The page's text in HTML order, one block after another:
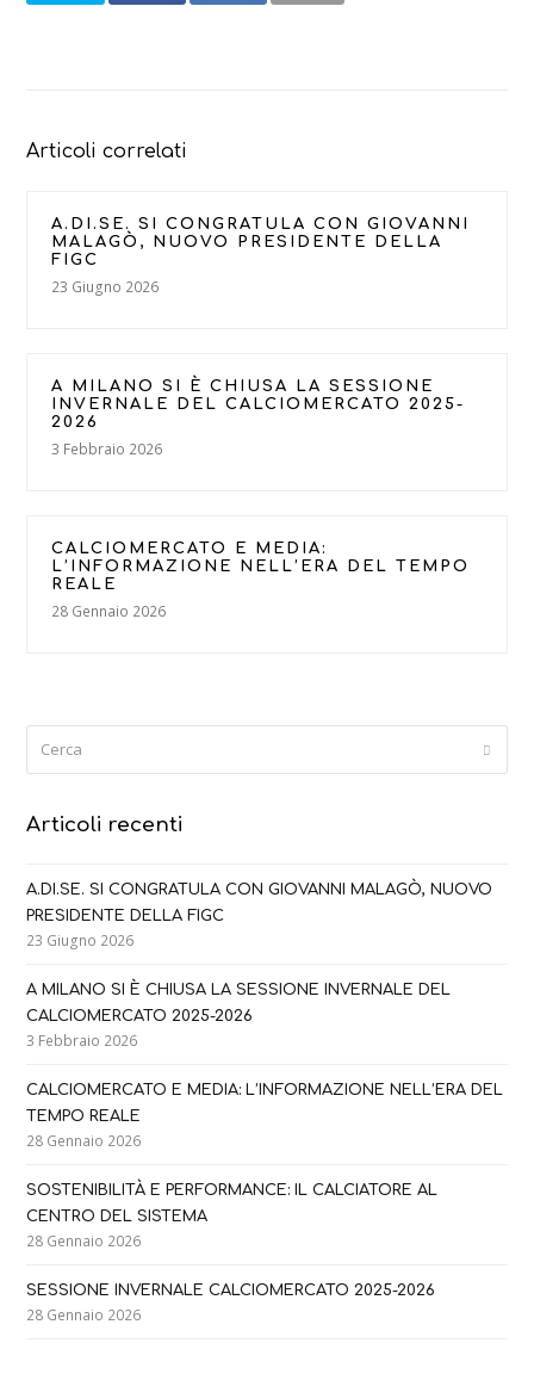
Articoli correlati
A.DI.SE. SI CONGRATULA CON GIOVANNI
MALAGÒ, NUOVO PRESIDENTE DELLA
FIGC
23 Giugno 2026
A MILANO SI È CHIUSA LA SESSIONE
INVERNALE DEL CALCIOMERCATO 2025-
2026
3 Febbraio 2026
CALCIOMERCATO E MEDIA:
L’INFORMAZIONE NELL’ERA DEL TEMPO
REALE
28 Gennaio 2026
Articoli recenti
A.DI.SE. SI CONGRATULA CON GIOVANNI MALAGÒ, NUOVO
PRESIDENTE DELLA FIGC
23 Giugno 2026
A MILANO SI È CHIUSA LA SESSIONE INVERNALE DEL
CALCIOMERCATO 2025-2026
3 Febbraio 2026
CALCIOMERCATO E MEDIA: L’INFORMAZIONE NELL’ERA DEL
TEMPO REALE
28 Gennaio 2026
SOSTENIBILITÀ E PERFORMANCE: IL CALCIATORE AL
CENTRO DEL SISTEMA
28 Gennaio 2026
SESSIONE INVERNALE CALCIOMERCATO 2025-2026
28 Gennaio 2026